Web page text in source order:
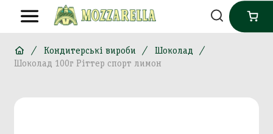
Кондитерські вироби
Шоколад
Шоколад 100г Ріттер спорт лимон